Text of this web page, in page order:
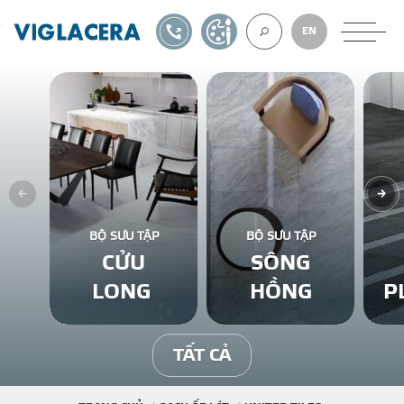
VỀ CHÚNG
GẠCH ỐP LÁT
BÊ TÔNG KHÍ
NGÓI LỢP
EN
1900561582TỰ THIẾT KẾ
BỘ SƯU TẬP
CỬU
LONG
BỘ SƯU TẬP
SÔNG
HỒNG
TẤT CẢ